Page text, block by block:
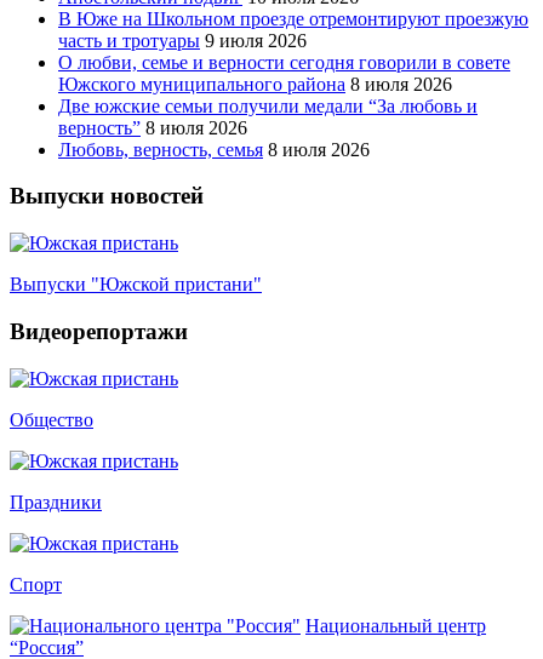
В Юже на Школьном проезде отремонтируют проезжую
часть и тротуары 9 июля 2026
О любви, семье и верности сегодня говорили в совете
Южского муниципального района 8 июля 2026
Две южские семьи получили медали “За любовь и
верность” 8 июля 2026
Любовь, верность, семья 8 июля 2026
Выпуски новостей
Выпуски "Южской пристани"
Видеорепортажи
Общество
Праздники
Спорт
Национальный центр
“Россия”